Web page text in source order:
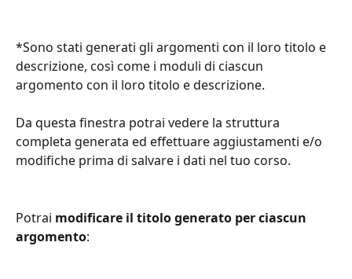
*Sono stati generati gli argomenti con il loro titolo e
descrizione, così come i moduli di ciascun
argomento con il loro titolo e descrizione.
Da questa finestra potrai vedere la struttura
completa generata ed effettuare aggiustamenti e/o
modifiche prima di salvare i dati nel tuo corso.
Potrai modificare il titolo generato per ciascun
argomento: